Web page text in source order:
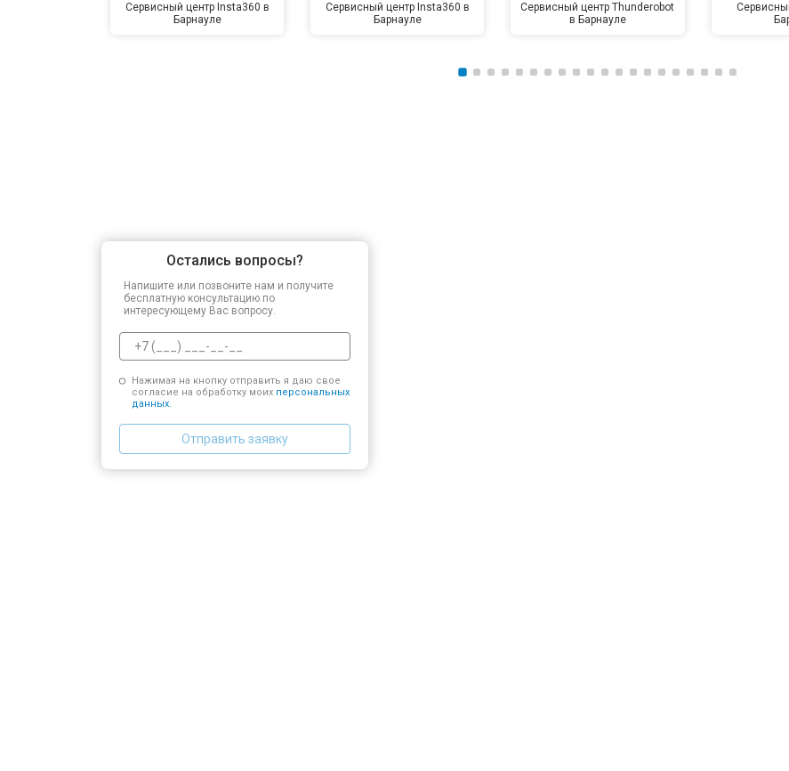
Сервисный центр Insta360 в
Барнауле
Сервисный центр Insta360 в
Барнауле
Сервисный центр Thunderobot
в Барнауле
Остались вопросы?
Напишите или позвоните нам и получите
бесплатную консультацию по
интересующему Вас вопросу.
Нажимая на кнопку отправить я даю свое
согласие на обработку моих персональных
данных.
Отправить заявку